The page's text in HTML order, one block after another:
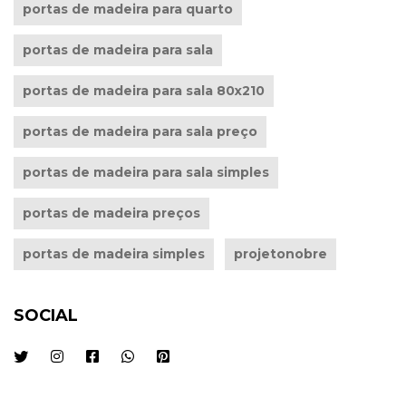
portas de madeira para quarto
portas de madeira para sala
portas de madeira para sala 80x210
portas de madeira para sala preço
portas de madeira para sala simples
portas de madeira preços
portas de madeira simples projetonobre
SOCIAL